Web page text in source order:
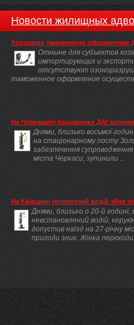
Новости жилищных
Упрощено таможенное оформление
Отныне для субъектов
импортирующих и
отсутствуют
таможенное оформление
На Черкащині працівники ДАІ
Днями, близько восьмої
на стаціонарному посту
забезпечення супроводження
міста Черкаси, зупинили ...
На Київщині нетверезий водій збив
Днями, близько о 20-й годині,
невстановлений водій,
допустив наїзд на 27-річну
пригоди зник. Жінка